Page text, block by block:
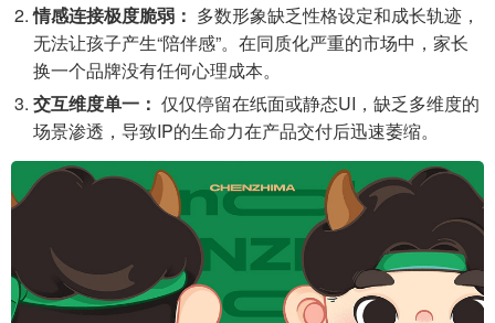
情感连接极度脆弱： 多数形象缺乏性格设定和成长轨迹，
无法让孩子产生“陪伴感”。在同质化严重的市场中，家长
换一个品牌没有任何心理成本。
交互维度单一： 仅仅停留在纸面或静态UI，缺乏多维度的
场景渗透，导致IP的生命力在产品交付后迅速萎缩。